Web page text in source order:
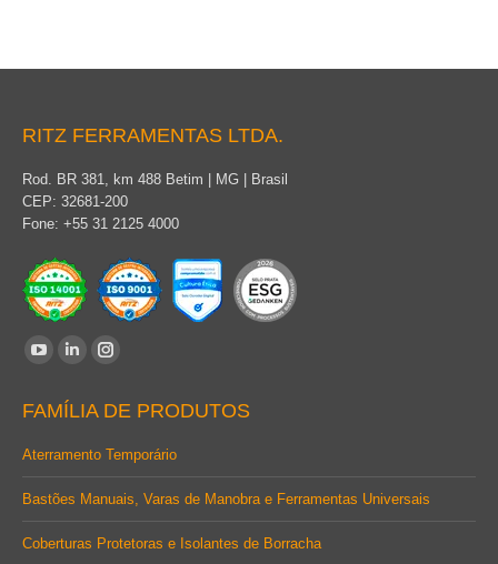
RITZ FERRAMENTAS LTDA.
Rod. BR 381, km 488 Betim | MG | Brasil
CEP: 32681-200
Fone: +55 31 2125 4000
Encontre-nos em:
opens
in
window
Linkedin
opens
in
window
Instagram
opens
in
window
FAMÍLIA DE PRODUTOS
Aterramento Temporário
Bastões Manuais, Varas de Manobra e Ferramentas Universais
Coberturas Protetoras e Isolantes de Borracha